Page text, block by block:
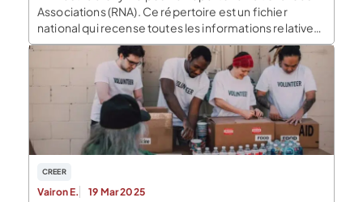
Associations (RNA). Ce répertoire est un fichier
national qui recense toutes les informations relatives
à une association. Les associations dont le siège est
situé sur le territoire français sont les associations
concernées par le RNA. Le numéro RNA est un […]
CREER
Vairon E. 19 Mar 2025